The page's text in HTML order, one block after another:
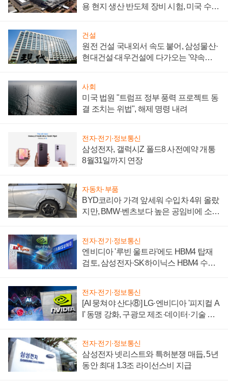
용 현지 생산 반도체 장비 시험, 미국 수출
건설
원전 건설 국내외서 속도 붙어, 삼성물산·
현대건설·대우건설에 다가오는 '약속의
사회
미국 법원 "트럼프 정부 풍력 프로젝트 동
결 조치는 위법", 해제 명령 내려
전자·전기·정보통신
삼성전자, 갤럭시Z 폴드8 사전예약 개통
8월31일까지 연장
자동차·부품
BYD코리아 가격 앞세워 수입차 4위 올랐
지만, BMW·벤츠보다 높은 공임비에 소비
전자·전기·정보통신
엔비디아 '루빈 울트라'에도 HBM4 탑재
검토, 삼성전자·SK하이닉스 HBM4 수율
전자·전기·정보통신
[AI 뭉쳐야 산다⑧] LG·엔비디아 '피지컬 A
I' 동맹 강화, 구광모 제조·데이터·기술 결
전자·전기·정보통신
삼성전자 넷리스트와 특허분쟁 매듭, 5년
동안 최대 1.3조 라이선스비 지급